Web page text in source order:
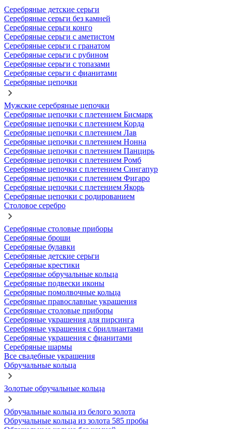
Серебряные детские серьги
Серебряные серьги без камней
Серебряные серьги конго
Серебряные серьги с аметистом
Серебряные серьги с гранатом
Серебряные серьги с рубином
Серебряные серьги с топазами
Серебряные серьги с фианитами
Серебряные цепочки
Мужские серебряные цепочки
Серебряные цепочки с плетением Бисмарк
Серебряные цепочки с плетением Корда
Серебряные цепочки с плетением Лав
Серебряные цепочки с плетением Нонна
Серебряные цепочки с плетением Панцирь
Серебряные цепочки с плетением Ромб
Серебряные цепочки с плетением Сингапур
Серебряные цепочки с плетением Фигаро
Серебряные цепочки с плетением Якорь
Серебряные цепочки с родированием
Столовое серебро
Серебряные столовые приборы
Серебряные броши
Серебряные булавки
Серебряные детские серьги
Серебряные крестики
Серебряные обручальные кольца
Серебряные подвески иконы
Серебряные помолвочные кольца
Серебряные православные украшения
Серебряные столовые приборы
Серебряные украшения для пирсинга
Серебряные украшения с бриллиантами
Серебряные украшения с фианитами
Серебряные шармы
Все свадебные украшения
Обручальные кольца
Золотые обручальные кольца
Обручальные кольца из белого золота
Обручальные кольца из золота 585 пробы